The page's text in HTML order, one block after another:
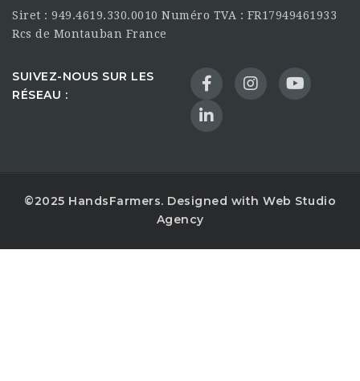
Siret : 949.4619.330.0010 Numéro TVA : FR17949461933
Rcs de Montauban France
SUIVEZ-NOUS SUR LES
RÉSEAU :
©2025 HandsFarmers. Designed with Web Studio
Agency